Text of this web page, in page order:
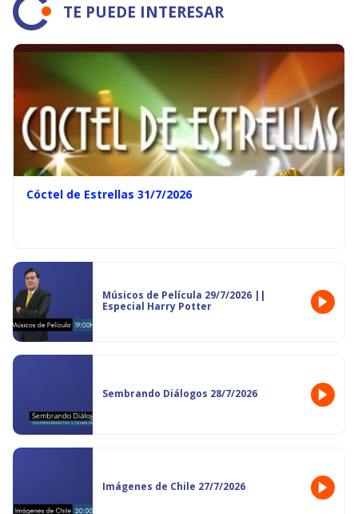
TE PUEDE INTERESAR
Cóctel de Estrellas 31/7/2026
Músicos de Película 29/7/2026 ||
Especial Harry Potter
Sembrando Diálogos 28/7/2026
Imágenes de Chile 27/7/2026